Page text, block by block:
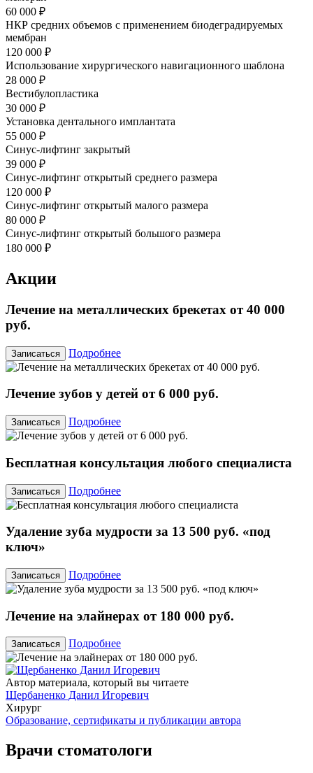
60 000 ₽
НКР средних объемов с применением биодеградируемых
мембран
120 000 ₽
Использование хирургического навигационного шаблона
28 000 ₽
Вестибулопластика
30 000 ₽
Установка дентального имплантата
55 000 ₽
Синус-лифтинг закрытый
39 000 ₽
Синус-лифтинг открытый среднего размера
120 000 ₽
Синус-лифтинг открытый малого размера
80 000 ₽
Синус-лифтинг открытый большого размера
180 000 ₽
Акции
Лечение на металлических брекетах от 40 000
руб.
Записаться Подробнее
Лечение зубов у детей от 6 000 руб.
Записаться Подробнее
Бесплатная консультация любого специалиста
Записаться Подробнее
Удаление зуба мудрости за 13 500 руб. «под
ключ»
Записаться Подробнее
Лечение на элайнерах от 180 000 руб.
Записаться Подробнее
Автор материала, который вы читаете
Щербаненко Данил Игоревич
Хирург
Образование, сертификаты и публикации автора
Врачи стоматологи